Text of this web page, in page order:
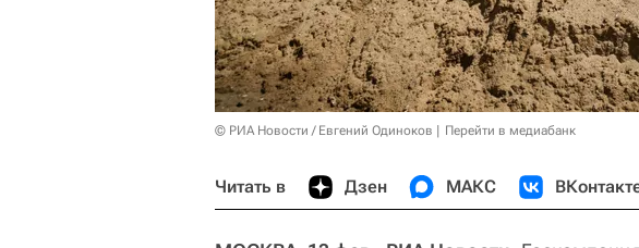
© РИА Новости / Евгений Одиноков Перейти в медиабанк
Читать в Дзен МАКС